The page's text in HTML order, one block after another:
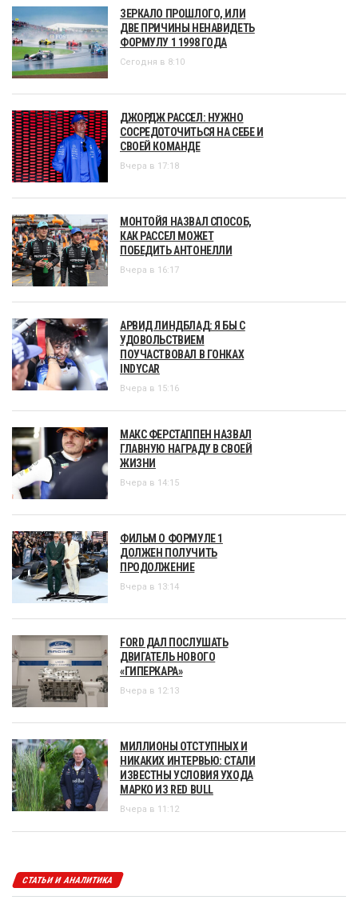
ЗЕРКАЛО ПРОШЛОГО, ИЛИ
ДВЕ ПРИЧИНЫ НЕНАВИДЕТЬ
ФОРМУЛУ 1 1998 ГОДА
Сегодня в 8:10
ДЖОРДЖ РАССЕЛ: НУЖНО
СОСРЕДОТОЧИТЬСЯ НА СЕБЕ И
СВОЕЙ КОМАНДЕ
Вчера в 17:18
МОНТОЙЯ НАЗВАЛ СПОСОБ,
КАК РАССЕЛ МОЖЕТ
ПОБЕДИТЬ АНТОНЕЛЛИ
Вчера в 16:17
АРВИД ЛИНДБЛАД: Я БЫ С
УДОВОЛЬСТВИЕМ
ПОУЧАСТВОВАЛ В ГОНКАХ
INDYCAR
Вчера в 15:16
МАКС ФЕРСТАППЕН НАЗВАЛ
ГЛАВНУЮ НАГРАДУ В СВОЕЙ
ЖИЗНИ
Вчера в 14:15
ФИЛЬМ О ФОРМУЛЕ 1
ДОЛЖЕН ПОЛУЧИТЬ
ПРОДОЛЖЕНИЕ
Вчера в 13:14
FORD ДАЛ ПОСЛУШАТЬ
ДВИГАТЕЛЬ НОВОГО
«ГИПЕРКАРА»
Вчера в 12:13
МИЛЛИОНЫ ОТСТУПНЫХ И
НИКАКИХ ИНТЕРВЬЮ: СТАЛИ
ИЗВЕСТНЫ УСЛОВИЯ УХОДА
МАРКО ИЗ RED BULL
Вчера в 11:12
СТАТЬИ И АНАЛИТИКА